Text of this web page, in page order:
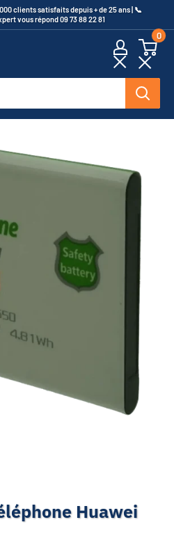
clients satisfaits depuis + de 25 ans | 📞​
vous répond 09 73 88 22 81
0
Huawei